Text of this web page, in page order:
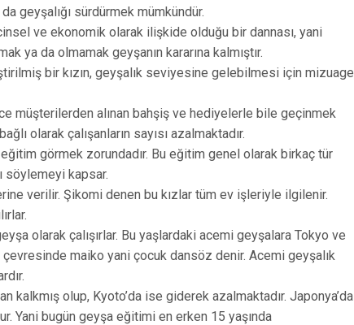
geyşalığı sürdürmek mümkündür.
ve ekonomik olarak ilişkide olduğu bir dannası, yani
ya da olmamak geyşanın kararına kalmıştır.
bir kızın, geyşalık seviyesine gelebilmesi için mizuage
müşterilerden alınan bahşiş ve hediyelerle bile geçinmek
olarak çalışanların sayısı azalmaktadır.
görmek zorundadır. Bu eğitim genel olarak birkaç tür
söylemeyi kapsar.
verilir. Şikomi denen bu kızlar tüm ev işleriyle ilgilenir.
olarak çalışırlar. Bu yaşlardaki acemi geyşalara Tokyo ve
maiko yani çocuk dansöz denir. Acemi geyşalık
kalkmış olup, Kyoto’da ise giderek azalmaktadır. Japonya’da
Yani bugün geyşa eğitimi en erken 15 yaşında